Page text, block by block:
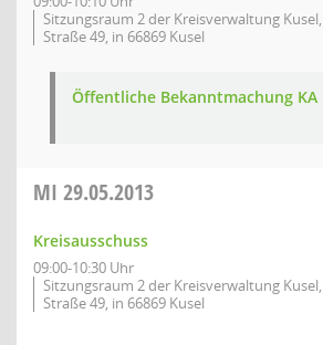
Sitzungsraum 2 der Kreisverwaltung
Straße 49, in 66869 Kusel
Öffentliche Bekanntmachung KA
MI 29.05.2013
Kreisausschuss
09:00-10:30 Uhr
Sitzungsraum 2 der Kreisverwaltung
Straße 49, in 66869 Kusel